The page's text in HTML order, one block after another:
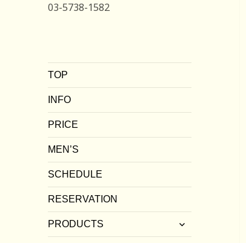
03-5738-1582
TOP
INFO
PRICE
MEN’S
SCHEDULE
RESERVATION
PRODUCTS